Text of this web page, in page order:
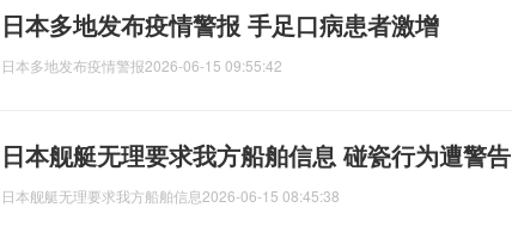
日本多地发布疫情警报 手足口病患者激增
日本多地发布疫情警报2026-06-15 09:55:42
日本舰艇无理要求我方船舶信息 碰瓷行为遭警告
日本舰艇无理要求我方船舶信息2026-06-15 08:45:38